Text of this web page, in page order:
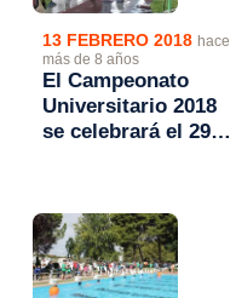
13 FEBRERO 2018 hace
más de 8 años
El Campeonato
Universitario 2018
se celebrará el 29